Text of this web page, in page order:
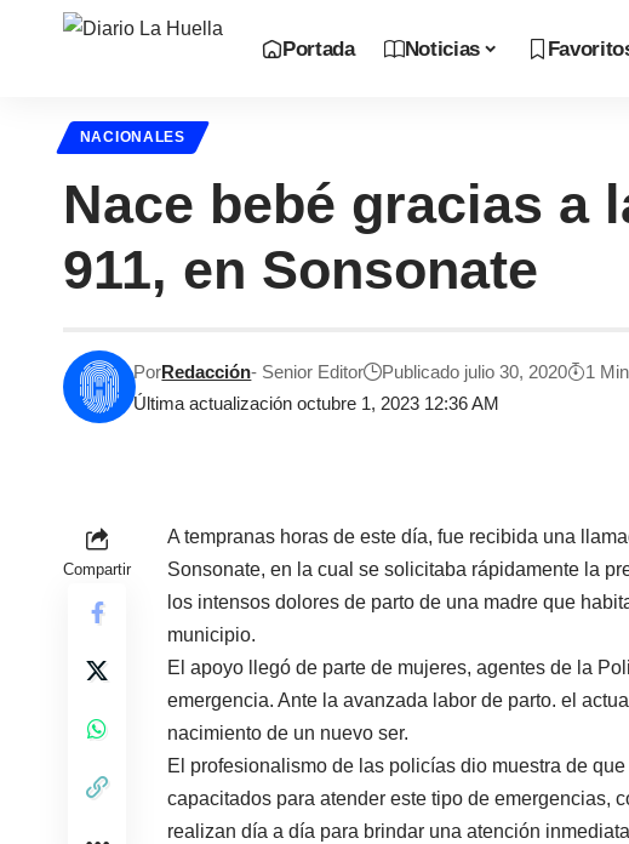
Portada Noticias
NACIONALES
Nace bebé gracias a
911, en Sonsonate
Última actualización octubre 1, 2023 12:36 AM
PorRedacción- Senior Editor Publicado julio 30, 2020 1
Compartir
A tempranas horas de este día, fue recibida una
Sonsonate, en la cual se solicitaba rápidamente la
los intensos dolores de parto de una madre que
municipio.
El apoyo llegó de parte de mujeres, agentes de la
emergencia. Ante la avanzada labor de parto. el
nacimiento de un nuevo ser.
El profesionalismo de las policías dio muestra de
capacitados para atender este tipo de emergencias,
realizan día a día para brindar una atención